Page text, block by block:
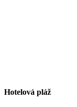
Hotelová pláž